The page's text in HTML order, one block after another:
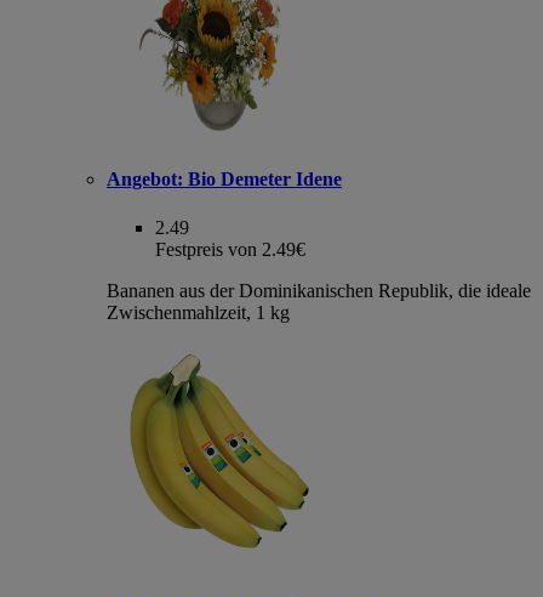
Angebot: Bio Demeter Idene
2.49
Festpreis von 2.49€
Bananen aus der Dominikanischen Republik, die ideale
Zwischenmahlzeit, 1 kg